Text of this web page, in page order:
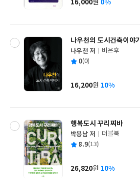
가
16,000원 0%
나우천의 도시건축이야기
글
쓴
나우천 저
출
사
비온후
평 0(0)
가
16,200원 10%
행복도시 꾸리찌바
글
쓴
박용남 저
출
사
더블북
평 8.9(13)
가
26,820원 10%